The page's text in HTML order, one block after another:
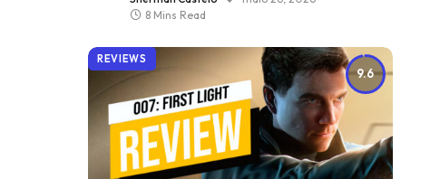
8 Mins Read
9.6
REVIEWS